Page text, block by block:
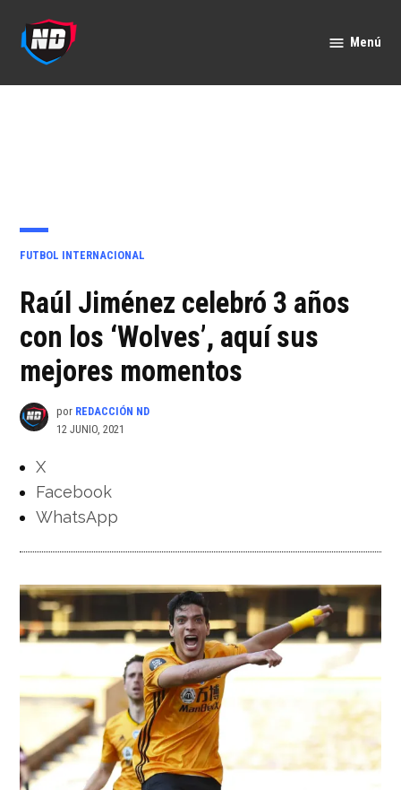
contenido
Menú
PUBLICADO
FUTBOL INTERNACIONAL
Raúl Jiménez celebró 3 años
con los ‘Wolves’, aquí sus
mejores momentos
por REDACCIÓN ND
12 JUNIO, 2021
X
Facebook
WhatsApp